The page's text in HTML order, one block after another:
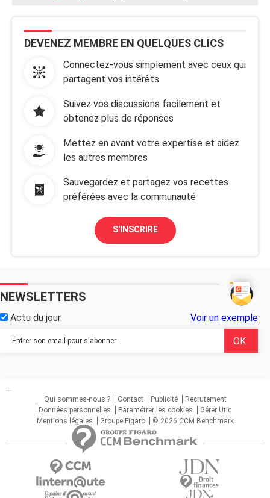
DEVENEZ MEMBRE EN QUELQUES CLICS
Connectez-vous simplement avec ceux qui
partagent vos intérêts
Suivez vos discussions facilement et
obtenez plus de réponses
Mettez en avant votre expertise et aidez
les autres membres
Sauvegardez et partagez vos recettes
préférées avec la communauté
S'INSCRIRE
NEWSLETTERS
Actu du jour Voir un exemple
...
Qui sommes-nous ?
Contact Publicité
Recrutement
Données personnelles
Paramétrer les cookies
Gérer Utiq
Mentions légales
Groupe Figaro © 2026 CCM Benchmark